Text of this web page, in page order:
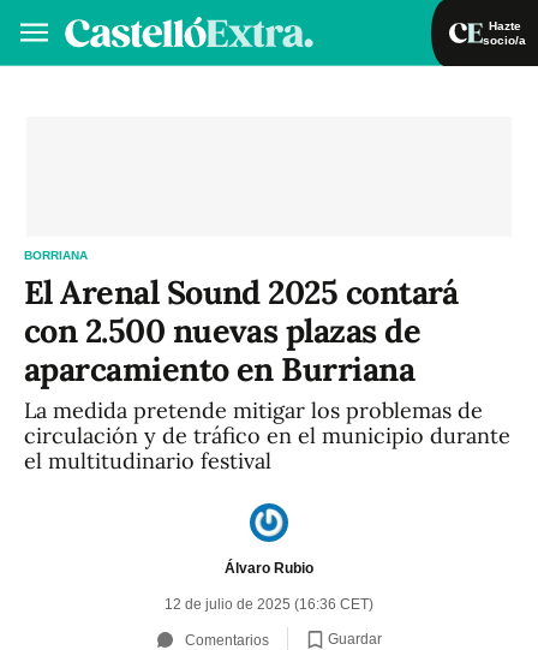
Hazte
socio/a
BORRIANA
El Arenal Sound 2025 contará
con 2.500 nuevas plazas de
aparcamiento en Burriana
La medida pretende mitigar los problemas de
circulación y de tráfico en el municipio durante
el multitudinario festival
Álvaro Rubio
12 de julio de 2025 (16:36 CET)
Comentarios Guardar